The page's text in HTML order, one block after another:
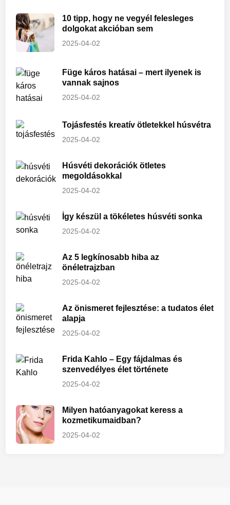
10 tipp, hogy ne vegyél felesleges
dolgokat akcióban sem
2025-04-02
Füge káros hatásai – mert ilyenek is
vannak sajnos
2025-04-02
Tojásfestés kreatív ötletekkel húsvétra
2025-04-02
Húsvéti dekorációk ötletes
megoldásokkal
2025-04-02
Így készül a tökéletes húsvéti sonka
2025-04-02
Az 5 legkínosabb hiba az
önéletrajzban
2025-04-02
Az önismeret fejlesztése: a tudatos élet
alapja
2025-04-02
Frida Kahlo – Egy fájdalmas és
szenvedélyes élet története
2025-04-02
Milyen hatóanyagokat keress a
kozmetikumaidban?
2025-04-02